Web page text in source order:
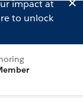
impact at
to unlock